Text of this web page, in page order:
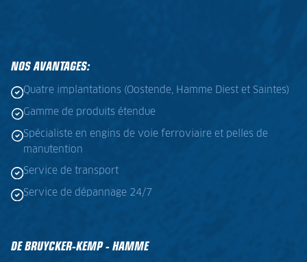
NOS AVANTAGES:
Quatre implantations (Oostende, Hamme Diest et Saintes)
Gamme de produits étendue
Spécialiste en engins de voie ferroviaire et pelles de
manutention
Service de transport
Service de dépannage 24/7
DE BRUYCKER-KEMP - HAMME